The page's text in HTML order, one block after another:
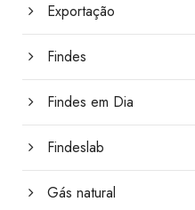
Exportação
Findes
Findes em Dia
Findeslab
Gás natural